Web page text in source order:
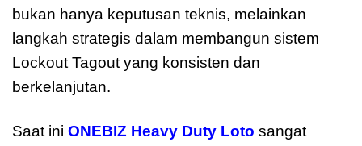
bukan hanya keputusan teknis, melainkan
langkah strategis dalam membangun sistem
Lockout Tagout yang konsisten dan
berkelanjutan.
Saat ini ONEBIZ Heavy Duty Loto sangat